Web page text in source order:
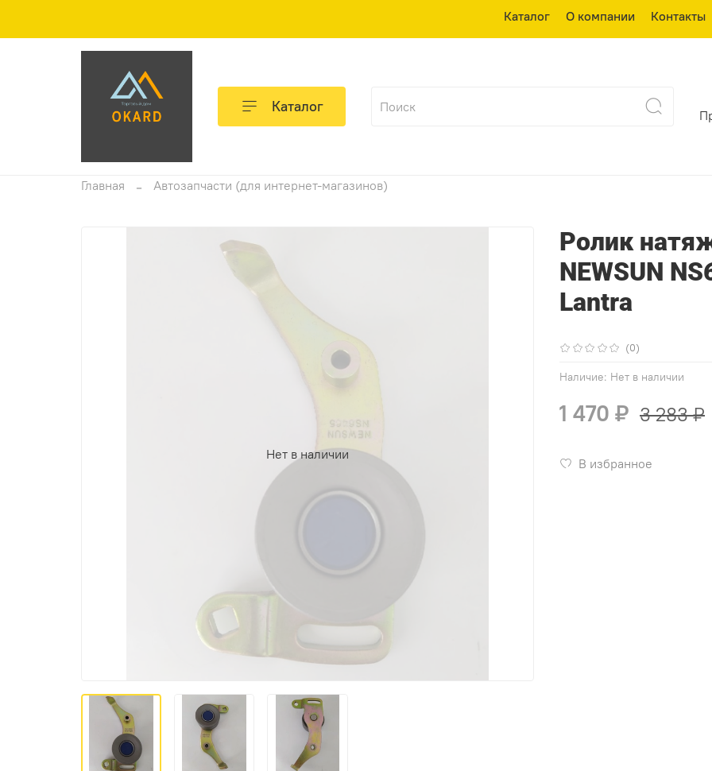
Каталог О компании Контакты
Каталог
Главная Автозапчасти (для интернет-магазинов)
Нет в наличии
(0)
Наличие: Нет в наличии
Ролик
NEWSUN
Lantra
1 470 ₽ 3 283 ₽
В избранное